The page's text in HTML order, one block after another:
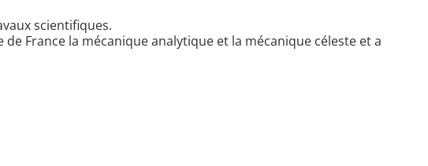
scientifiques.
France la mécanique analytique et la mécanique céleste et a